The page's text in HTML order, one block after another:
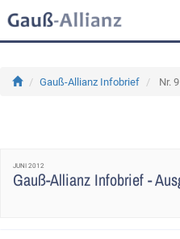
Gauß-Allianz Infobrief Nr.
JUNI 2012
Gauß-Allianz Infobrief -